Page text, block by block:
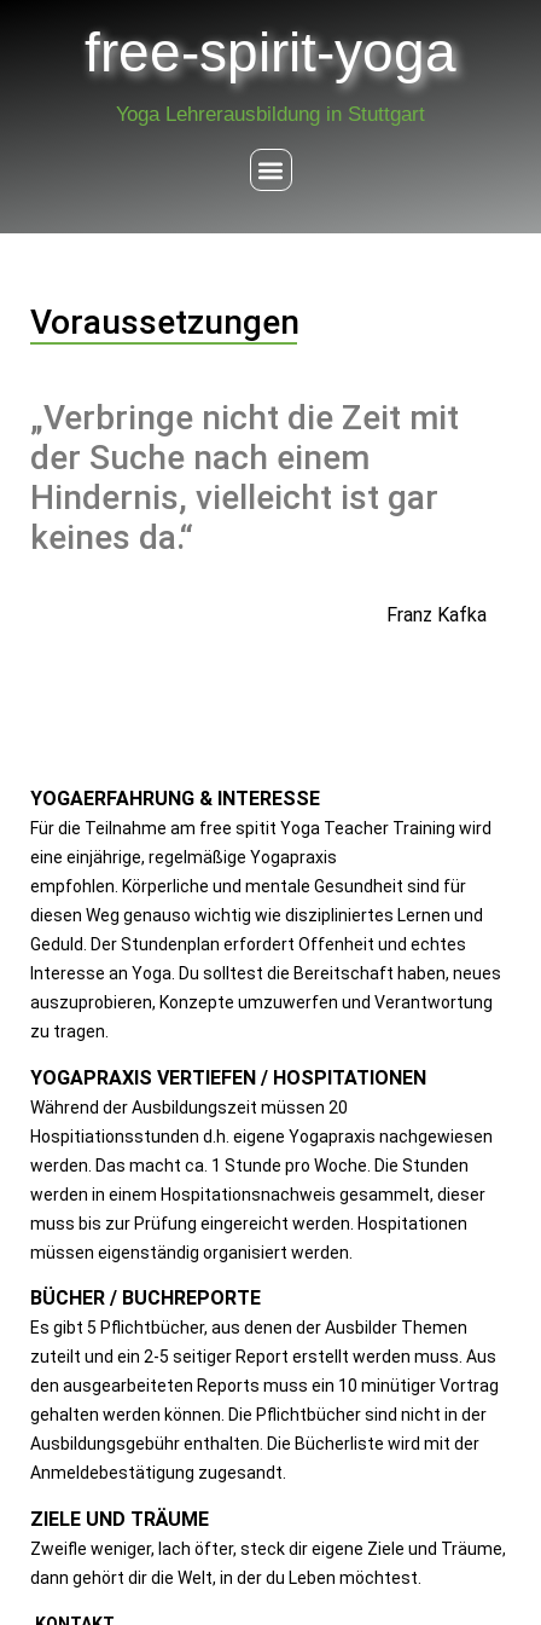
free-spirit-yoga
Yoga Lehrerausbildung in Stuttgart
Voraussetzungen
„Verbringe nicht die Zeit mit
der Suche nach einem
Hindernis, vielleicht ist gar
keines da.“
Franz Kafka
YOGAERFAHRUNG & INTERESSE
Für die Teilnahme am free spitit Yoga Teacher Training wird
eine einjährige, regelmäßige Yogapraxis
empfohlen. Körperliche und mentale Gesundheit sind für
diesen Weg genauso wichtig wie diszipliniertes Lernen und
Geduld. Der Stundenplan erfordert Offenheit und echtes
Interesse an Yoga. Du solltest die Bereitschaft haben, neues
auszuprobieren, Konzepte umzuwerfen und Verantwortung
zu tragen.
YOGAPRAXIS VERTIEFEN / HOSPITATIONEN
Während der Ausbildungszeit müssen 20
Hospitiationsstunden d.h. eigene Yogapraxis nachgewiesen
werden. Das macht ca. 1 Stunde pro Woche. Die Stunden
werden in einem Hospitationsnachweis gesammelt, dieser
muss bis zur Prüfung eingereicht werden. Hospitationen
müssen eigenständig organisiert werden.
BÜCHER / BUCHREPORTE
Es gibt 5 Pflichtbücher, aus denen der Ausbilder Themen
zuteilt und ein 2-5 seitiger Report erstellt werden muss. Aus
den ausgearbeiteten Reports muss ein 10 minütiger Vortrag
gehalten werden können. Die Pflichtbücher sind nicht in der
Ausbildungsgebühr enthalten. Die Bücherliste wird mit der
Anmeldebestätigung zugesandt.
ZIELE UND TRÄUME
Zweifle weniger, lach öfter, steck direigene Ziele und Träume,
dann gehört dir die Welt, in derdu Leben möchtest.